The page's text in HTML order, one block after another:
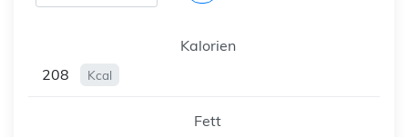
Kalorien
208
Kcal
Fett